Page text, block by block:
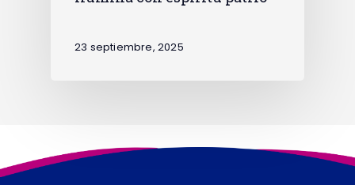
23 septiembre, 2025